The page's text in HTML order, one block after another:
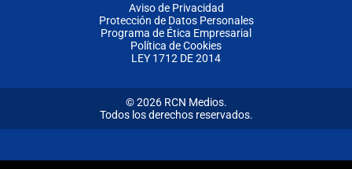
Aviso de Privacidad
Protección de Datos Personales
Programa de Ética Empresarial
Política de Cookies
LEY 1712 DE 2014
© 2026 RCN Medios.
Todos los derechos reservados.